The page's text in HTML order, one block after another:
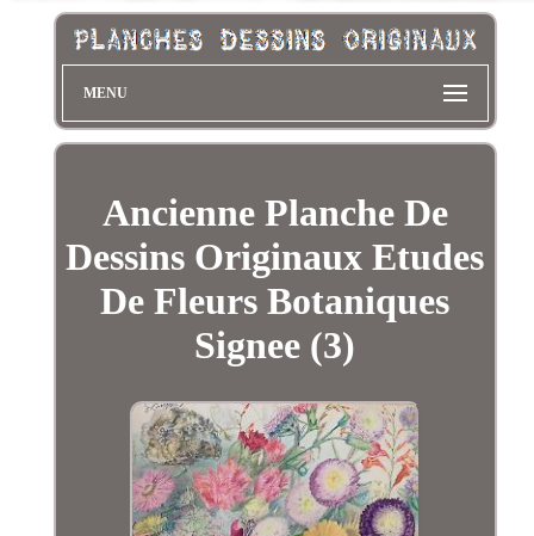
MENU
Ancienne Planche De
Dessins Originaux Etudes
De Fleurs Botaniques
Signee (3)